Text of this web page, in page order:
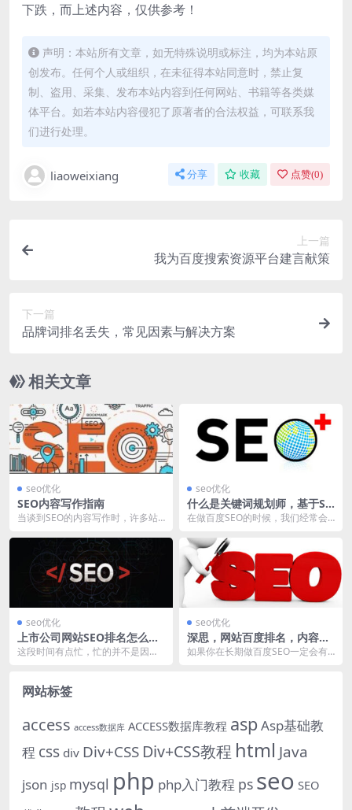
下跌，而上述内容，仅供参考！
声明：本站所有文章，如无特殊说明或标注，均为本站原
创发布。任何个人或组织，在未征得本站同意时，禁止复
制、盗用、采集、发布本站内容到任何网站、书籍等各类媒
体平台。如若本站内容侵犯了原著者的合法权益，可联系我
们进行处理。
liaoweixiang 分享 收藏 点赞(0)
上一篇
我为百度搜索资源平台建言献策
下一篇
品牌词排名丢失，常见因素与解决方案
相关文章
seo优化
SEO内容写作指南
当谈到SEO的内容写作时，许多站
说的，不是找一篇文...
seo优化
什么是关键词规划师，基于SE
O怎么用？
在做百度SEO的时候，我们经常会
热门的行业，通过第...
seo优化
上市公司网站SEO排名怎么
做？
这段时间有点忙，忙的并不是因为S
seo优化
深思，网站百度排名，内容增
量要是权重指标吗？
如果你在长期做百度SEO一定会有
网站标签
access access数据库 ACCESS数据库教程 asp Asp基础教
程 css div Div+CSS Div+CSS教程 html Java
json jsp mysql php php入门教程 ps seo SEO